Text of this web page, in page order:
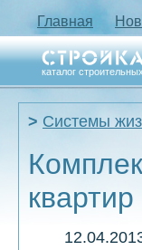
Главная
каталог
Системы
квартир